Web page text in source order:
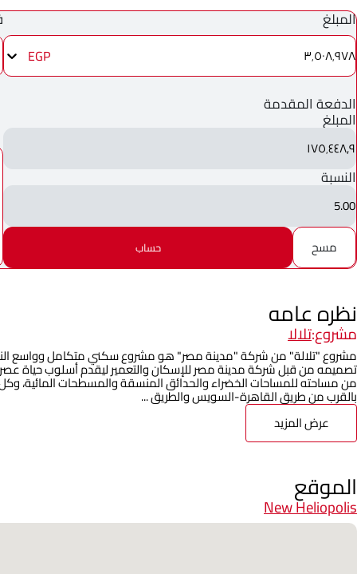
المبلغ
٣٬٥٠٨٬٩٧٨ EGP
الدفعة المقدمة
المبلغ
١٧٥٬٤٤٨٫٩
النسبة
5.00
مسح
حساب
نظره عامه
مشروع:تلالا
مشروع "تلالة" من شركة "مدينة مصر" هو مشروع سكني متكامل وواسع
من مساحته للمساحات الخضراء والحدائق المنسقة والمسطحات المائية،
بالقرب من طريق القاهرة-السويس والطريق ...
عرض المزيد
الموقع
New Heliopolis